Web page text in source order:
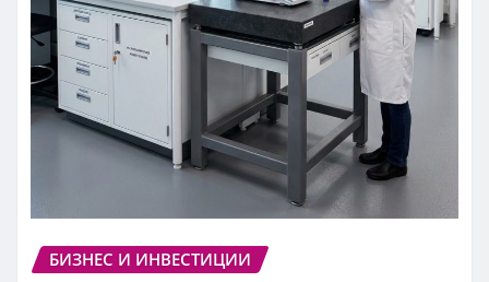
БИЗНЕС И ИНВЕСТИЦИИ